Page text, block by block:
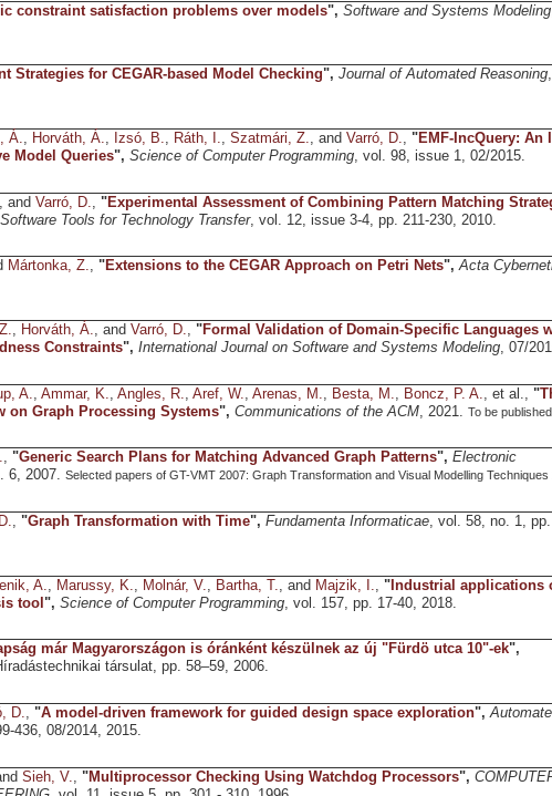
constraint satisfaction problems over models", Software and Systems Modeling
Strategies for CEGAR-based Model Checking", Journal of Automated Reasoning
Á., Horváth, Á., Izsó, B., Ráth, I., Szatmári, Z., and Varró, D., "EMF-IncQuery: An
Model Queries", Science of Computer Programming, vol. 98, issue 1, 02/2015.
, and Varró, D. "Experimental Assessment of Combining Pattern Matching
Tools for Technology Transfer, vol. 12, issue 3-4, pp. 211-230, 2010.
Mártonka, Z., "Extensions to the CEGAR Approach on Petri Nets",Acta
, Horváth, Á., and Varró, D., "Formal Validation of Domain-Specific Languages
Constraints", International Journal on Software and Systems Modeling, 07/
A. Ammar, K. Angles, R. Aref, W. Arenas, M. Besta, M. Boncz, P. A. , et al., "
on Graph Processing Systems", Communications of the ACM, 2021. To be
, "Generic Search Plans for Matching Advanced Graph Patterns", Electronic
6, 2007. Selected papers of GT-VMT 2007: Graph Transformation and Visual Modelling Techniques
, "Graph Transformation with Time", Fundamenta Informaticae, vol. 58, no. 1, pp.
A. Marussy, K. Molnár, V. Bartha, T. , and Majzik, I. "Industrial applications
tool ", Science of Computer Programming, vol. 157, pp. 17-40, 2018.
már Magyarországon is óránként készülnek az új "Fürdö utca 10"-ek",
társulat, pp. 58–59, 2006.
D., "A model-driven framework for guided design space exploration",
436, 08/2014, 2015.
Sieh, V. "Multiprocessor Checking Using Watchdog Processors",